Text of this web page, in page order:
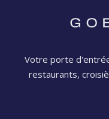
Votre porte
restaurants,